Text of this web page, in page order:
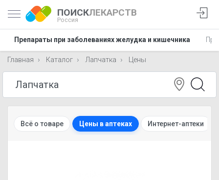
ПОИСКЛЕКАРСТВ
Россия
Препараты при заболеваниях желудка и кишечника
Главная Каталог Лапчатка Цены
Всё о товаре Цены в аптеках Интернет-аптеки